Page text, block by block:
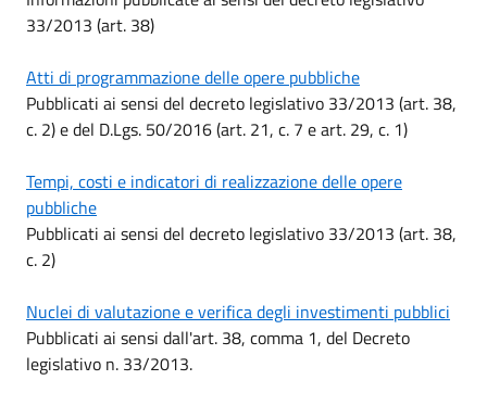
33/2013 (art. 38)
Atti di programmazione delle opere pubbliche
Pubblicati ai sensi del decreto legislativo 33/2013 (art. 38,
c. 2) e del D.Lgs. 50/2016 (art. 21, c. 7 e art. 29, c. 1)
Tempi, costi e indicatori di realizzazione delle opere
pubbliche
Pubblicati ai sensi del decreto legislativo 33/2013 (art. 38,
c. 2)
Nuclei di valutazione e verifica degli investimenti pubblici
Pubblicati ai sensi dall'art. 38, comma 1, del Decreto
legislativo n. 33/2013.